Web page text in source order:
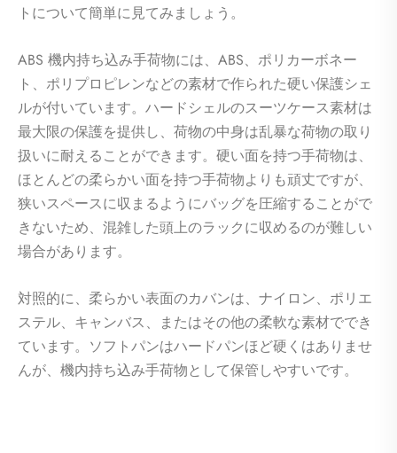
トについて簡単に見てみましょう。
ABS 機内持ち込み手荷物には、ABS、ポリカーボネー
ト、ポリプロピレンなどの素材で作られた硬い保護シェ
ルが付いています。ハードシェルのスーツケース素材は
最大限の保護を提供し、荷物の中身は乱暴な荷物の取り
扱いに耐えることができます。硬い面を持つ手荷物は、
ほとんどの柔らかい面を持つ手荷物よりも頑丈ですが、
狭いスペースに収まるようにバッグを圧縮することがで
きないため、混雑した頭上のラックに収めるのが難しい
場合があります。
対照的に、柔らかい表面のカバンは、ナイロン、ポリエ
ステル、キャンバス、またはその他の柔軟な素材ででき
ています。ソフトパンはハードパンほど硬くはありませ
んが、機内持ち込み手荷物として保管しやすいです。